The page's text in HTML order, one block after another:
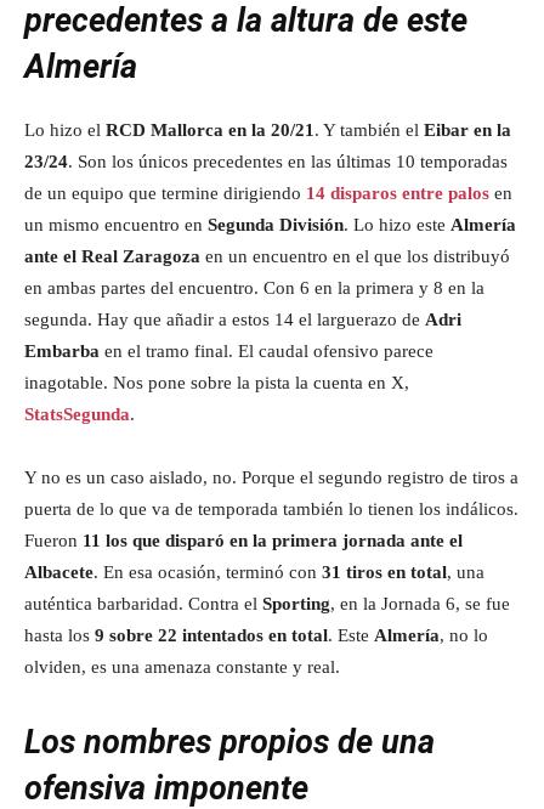
precedentes a la altura de este
Almería
Lo hizo el RCD Mallorca en la 20/21 . Y también el Eibar en la
23/24. Son los únicos precedentes en las últimas 10 temporadas
de un equipo que termine dirigiendo 14 disparos entre palos en
un mismo encuentro en Segunda División. Lo hizo este Almería
ante el Real Zaragoza en un encuentro en el que los distribuyó
en ambas partes del encuentro. Con 6 en la primera y 8 en la
segunda. Hay que añadir a estos 14 el larguerazo de Adri
Embarba en el tramo final. El caudal ofensivo parece
inagotable. Nos pone sobre la pista la cuenta en X,
StatsSegunda.
Y no es un caso aislado, no. Porque el segundo registro de tiros a
puerta de lo que va de temporada también lo tienen los indálicos.
Fueron 11 los que disparó en la primera jornada ante el
Albacete. En esa ocasión, terminó con 31 tiros en total, una
auténtica barbaridad. Contra el Sporting, en la Jornada 6, se fue
hasta los 9 sobre 22 intentados en total. Este Almería, no lo
olviden, es una amenaza constante y real.
Los nombres propios de una
ofensiva imponente